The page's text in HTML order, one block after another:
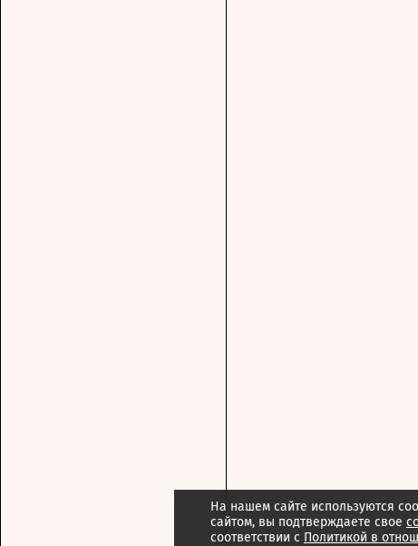
На нашем сайте используются
сайтом, вы подтверждаете свое
соответствии с Политикой в